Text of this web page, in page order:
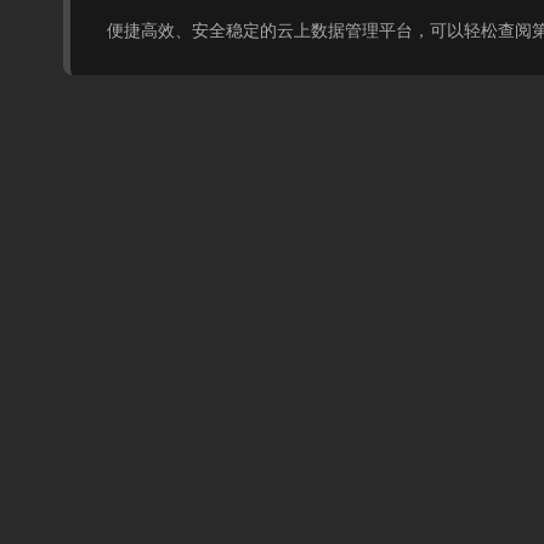
便捷高效、安全稳定的云上数据管理平台，可以轻松查阅